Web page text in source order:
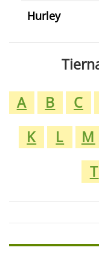
Hurley
A
B C
K
L M
T